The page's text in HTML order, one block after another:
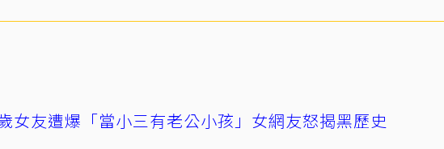
女友遭爆「當小三有老公小孩」女網友怒揭黑歷史